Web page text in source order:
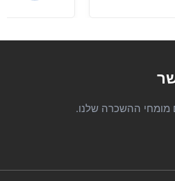
מומחי ההשכרה שלנו.